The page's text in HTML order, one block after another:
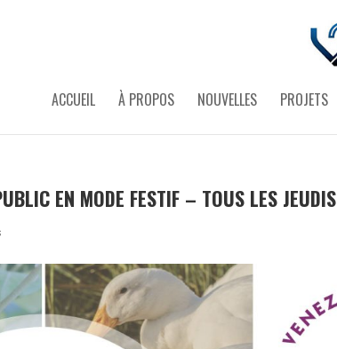
ACCUEIL À PROPOS NOUVELLES PROJETS
EN MODE FESTIF – TOUS LES JEUDIS